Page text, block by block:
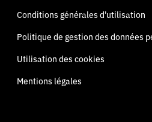
Conditions générales d'utilisation
Politique de gestion des données
Utilisation des cookies
Mentions légales